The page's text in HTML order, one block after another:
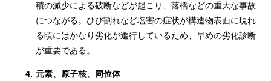
積の減少による破断などが起こり、落橋などの重大な事故
につながる。ひび割れなど塩害の症状が構造物表面に現れ
る頃にはかなり劣化が進行しているため、早めの劣化診断
が重要である。
4. 元素、原子核、同位体